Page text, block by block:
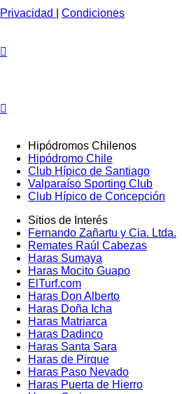
Privacidad
Condiciones
Hipódromos Chilenos
Hipódromo Chile
Club Hípico de Santiago
Valparaíso Sporting Club
Club Hípico de Concepción
Sitios de Interés
Fernando Zañartu y Cia. Ltda.
Remates Raúl Cabezas
Haras Sumaya
Haras Mocito Guapo
ElTurf.com
Haras Don Alberto
Haras Doña Icha
Haras Matriarca
Haras Dadinco
Haras Santa Sara
Haras de Pirque
Haras Paso Nevado
Haras Puerta de Hierro